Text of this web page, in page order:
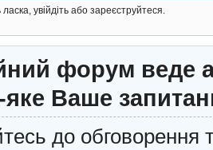
ласка, увійдіть або зареєструйтеся.
форум веде
яке Ваше
до обговорення